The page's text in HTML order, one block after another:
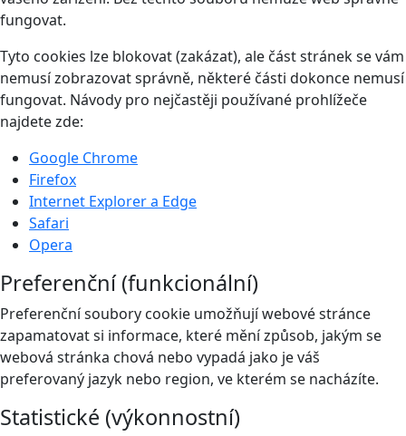
fungovat.
Tyto cookies lze blokovat (zakázat), ale část stránek se vám
nemusí zobrazovat správně, některé části dokonce nemusí
fungovat. Návody pro nejčastěji používané prohlížeče
najdete zde:
Google Chrome
Firefox
Internet Explorer a Edge
Safari
Opera
Preferenční (funkcionální)
Preferenční soubory cookie umožňují webové stránce
zapamatovat si informace, které mění způsob, jakým se
webová stránka chová nebo vypadá jako je váš
preferovaný jazyk nebo region, ve kterém se nacházíte.
Statistické (výkonnostní)